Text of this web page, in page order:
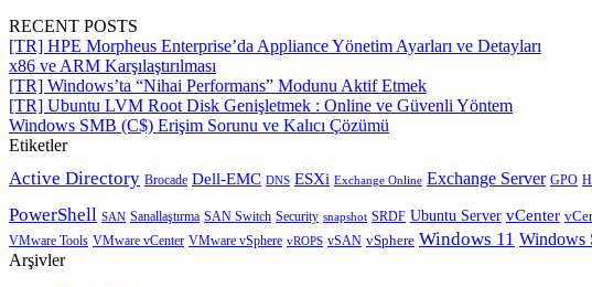
RECENT POSTS
[TR] HPE Morpheus Enterprise’da Appliance Yönetim Ayarları ve Detayları
x86 ve ARM Karşılaştırılması
[TR] Windows’ta “Nihai Performans” Modunu Aktif Etmek
[TR] Ubuntu LVM Root Disk Genişletmek : Online ve Güvenli Yöntem
Windows SMB (C$) Erişim Sorunu ve Kalıcı Çözümü
Etiketler
Active Directory Brocade Dell-EMC DNS ESXi Exchange Online Exchange Server GPO
PowerShell SAN Sanallaştırma SAN Switch Security snapshot SRDF Ubuntu Server vCenter
VMware Tools VMware vCenter VMware vSphere vROPS vSAN vSphere Windows 11 Windows
Arşivler